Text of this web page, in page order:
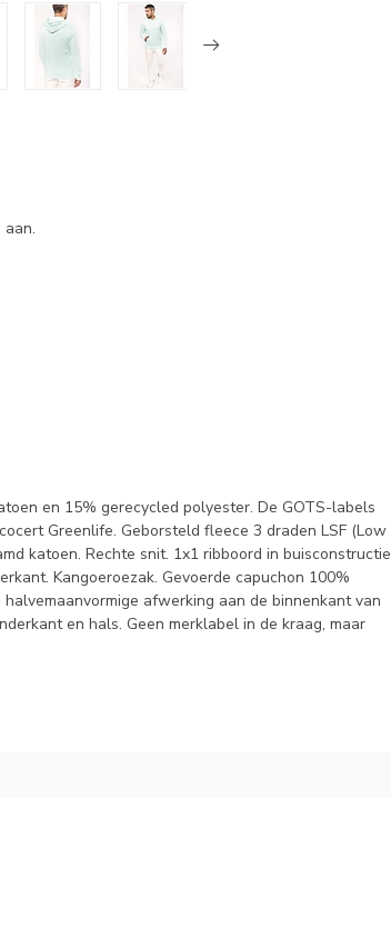
en 15% gerecycled polyester. De GOTS-labels
Greenlife. Geborsteld fleece 3 draden LSF (Low
katoen. Rechte snit. 1x1 ribboord in buisconstructie
Kangoeroezak. Gevoerde capuchon 100%
afwerking aan de binnenkant van
en hals. Geen merklabel in de kraag, maar